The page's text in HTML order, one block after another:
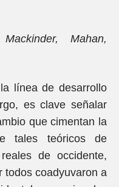
Mahan,
línea de desarrollo
es clave señalar
que cimentan la
tales teóricos de
de occidente,
todos coadyuvaron a